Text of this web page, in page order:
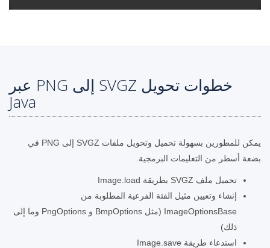
خطوات تحويل SVGZ إلى PNG عبر
Java
يمكن للمطورين بسهولة تحميل وتحويل ملفات SVGZ إلى PNG في
بضعة أسطر من التعليمات البرمجية.
تحميل ملف SVGZ بطريقة Image.load
إنشاء وتعيين مثيل الفئة الفرعية المطلوبة من
ImageOptionsBase (مثل BmpOptions و PngOptions وما إلى
ذلك)
استدعاء طريقة Image.save